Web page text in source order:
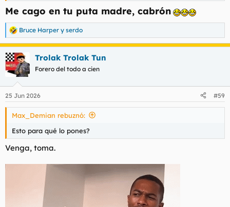
Me cago en tu puta madre, cabrón
R
e
a
c
c
i
e
s
Bruce Harper y serdo
Trolak Trolak Tun
Forero del todo a cien
25 Jun 2026 #59
Max_Demian rebuznó:
Esto para qué lo pones?
Venga, toma.